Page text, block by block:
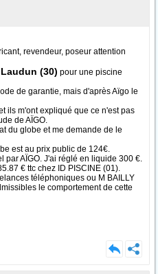
revendeur, poseur attention
(30) pour une piscine
de garantie, mais d'après Aïgo le
ils m'ont expliqué que ce n'est pas
de AÏGO.
du globe et me demande de le
est au prix public de 124€.
par AÏGO. J'ai réglé en liquide 300 €.
€ ttc chez ID PISCINE (01).
téléphoniques ou M BAILLY
le comportement de cette